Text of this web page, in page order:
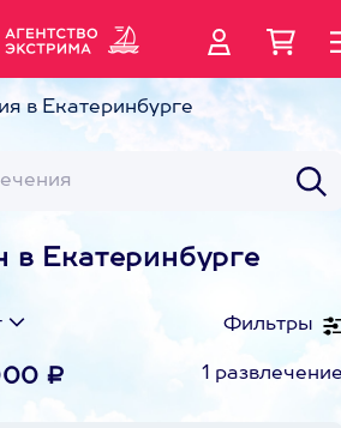
в Екатеринбурге
в Екатеринбурге
Фильтры
₽ 1